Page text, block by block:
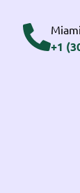
Miami
+1